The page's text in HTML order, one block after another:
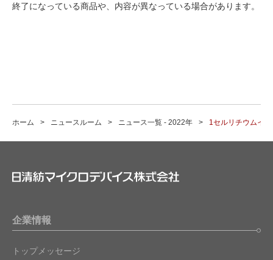
終了になっている商品や、内容が異なっている場合があります。
ホーム ニュースルーム ニュース一覧 - 2022年 1セルリチウムイ
企業情報
トップメッセージ